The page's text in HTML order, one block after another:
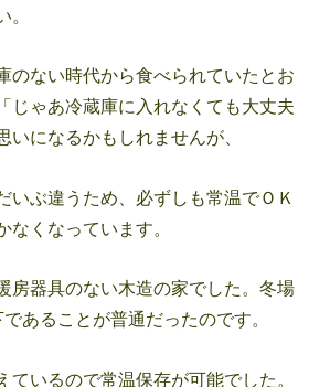
。
のない時代から食べられていたとお
じゃあ冷蔵庫に入れなくても大丈夫
いになるかもしれませんが、
いぶ違うため、必ずしも常温でＯＫ
なくなっています。
房器具のない木造の家でした。冬場
あることが普通だったのです。
ているので常温保存が可能でした。